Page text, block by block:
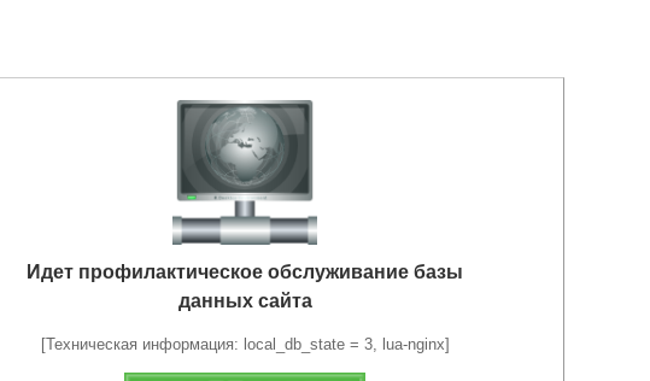
Идет профилактическое обслуживание базы
данных сайта
[Техническая информация: local_db_state = 3, lua-nginx]